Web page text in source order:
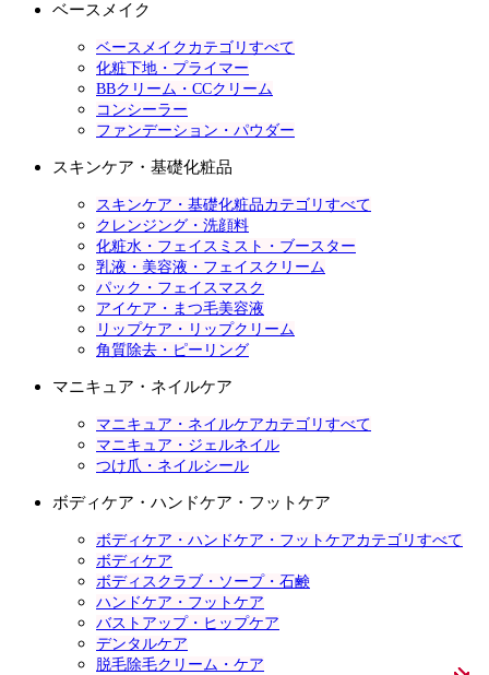
ベースメイク
ベースメイクカテゴリすべて
化粧下地・プライマー
BBクリーム・CCクリーム
コンシーラー
ファンデーション・パウダー
スキンケア・基礎化粧品
スキンケア・基礎化粧品カテゴリすべて
クレンジング・洗顔料
化粧水・フェイスミスト・ブースター
乳液・美容液・フェイスクリーム
パック・フェイスマスク
アイケア・まつ毛美容液
リップケア・リップクリーム
角質除去・ピーリング
マニキュア・ネイルケア
マニキュア・ネイルケアカテゴリすべて
マニキュア・ジェルネイル
つけ爪・ネイルシール
ボディケア・ハンドケア・フットケア
ボディケア・ハンドケア・フットケアカテゴリすべて
ボディケア
ボディスクラブ・ソープ・石鹸
ハンドケア・フットケア
バストアップ・ヒップケア
デンタルケア
脱毛除毛クリーム・ケア